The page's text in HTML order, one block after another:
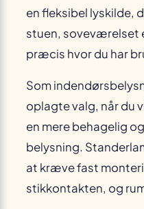
en fleksibel lyskilde,
stuen, soveværelset
præcis hvor du har
Som
oplagte valg, når du
en mere behagelig
belysning.
at kræve fast
stikkontakten, og